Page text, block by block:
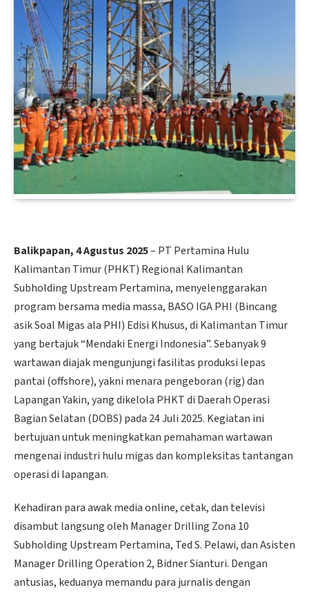
Balikpapan, 4 Agustus 2025– PT Pertamina Hulu
Kalimantan Timur (PHKT) Regional Kalimantan
Subholding Upstream Pertamina, menyelenggarakan
program bersama media massa, BASO IGA PHI (Bincang
asik Soal Migas ala PHI) Edisi Khusus, di Kalimantan Timur
yang bertajuk “Mendaki Energi Indonesia”. Sebanyak 9
wartawan diajak mengunjungi fasilitas produksi lepas
pantai (offshore), yakni menara pengeboran (rig) dan
Lapangan Yakin, yang dikelola PHKT di Daerah Operasi
Bagian Selatan (DOBS) pada 24 Juli 2025. Kegiatan ini
bertujuan untuk meningkatkan pemahaman wartawan
mengenai industri hulu migas dan kompleksitas tantangan
operasi di lapangan.
Kehadiran para awak media online, cetak, dan televisi
disambut langsung oleh Manager Drilling Zona 10
Subholding Upstream Pertamina, Ted S. Pelawi, dan Asisten
Manager Drilling Operation 2, Bidner Sianturi. Dengan
antusias, keduanya memandu para jurnalis dengan